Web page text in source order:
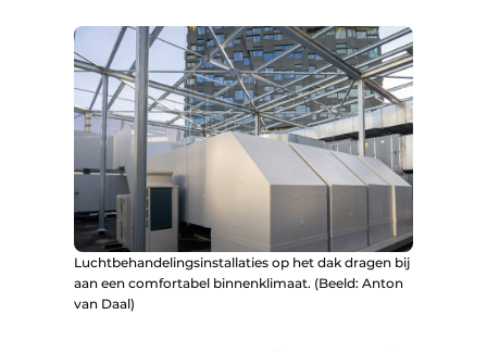
Luchtbehandelingsinstallaties op het dak dragen bij
aan een comfortabel binnenklimaat. (Beeld: Anton
van Daal)